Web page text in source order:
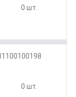
0 шт.
0 шт.